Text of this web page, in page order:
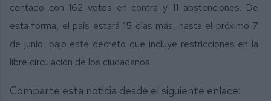
contado con 162 votos en contra y 11 abstenciones. De
esta forma, el país estará 15 días más, hasta el próximo 7
de junio, bajo este decreto que incluye restricciones en la
libre circulación de los ciudadanos.
Comparte esta noticia desde el siguiente enlace: